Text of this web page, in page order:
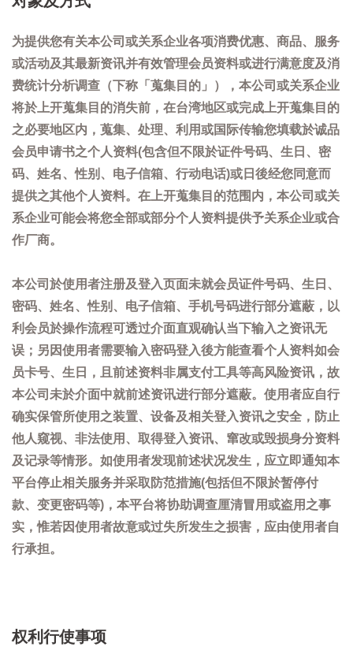
为提供您有关本公司或关系企业各项消费优惠、商品、服务
或活动及其最新资讯并有效管理会员资料或进行满意度及消
费统计分析调查（下称「蒐集目的」），本公司或关系企业
将於上开蒐集目的消失前，在台湾地区或完成上开蒐集目的
之必要地区内，蒐集、处理、利用或国际传输您填载於诚品
会员申请书之个人资料(包含但不限於证件号码、生日、密
码、姓名、性别、电子信箱、行动电话)或日後经您同意而
提供之其他个人资料。在上开蒐集目的范围内，本公司或关
系企业可能会将您全部或部分个人资料提供予关系企业或合
作厂商。
本公司於使用者注册及登入页面未就会员证件号码、生日、
密码、姓名、性别、电子信箱、手机号码进行部分遮蔽，以
利会员於操作流程可透过介面直观确认当下输入之资讯无
误；另因使用者需要输入密码登入後方能查看个人资料如会
员卡号、生日，且前述资料非属支付工具等高风险资讯，故
本公司未於介面中就前述资讯进行部分遮蔽。使用者应自行
确实保管所使用之装置、设备及相关登入资讯之安全，防止
他人窥视、非法使用、取得登入资讯、窜改或毁损身分资料
及记录等情形。如使用者发现前述状况发生，应立即通知本
平台停止相关服务并采取防范措施(包括但不限於暂停付
款、变更密码等)，本平台将协助调查厘清冒用或盗用之事
实，惟若因使用者故意或过失所发生之损害，应由使用者自
行承担。
权利行使事项